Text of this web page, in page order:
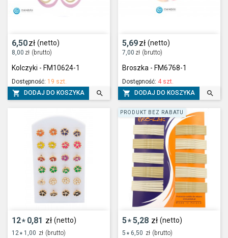
6,50zł (netto)
8,00 zł (brutto)
Kolczyki - FM10624-1
Dostępność: 19 szt.
 DODAJ DO KOSZYKA 
5,69zł (netto)
7,00 zł (brutto)
Broszka - FM6768-1
Dostępność: 4 szt.
 DODAJ DO KOSZYKA 
12* 0,81 zł (netto)
12* 1,00 zł (brutto)
5*5,28 zł (netto)
5 * 6,50 zł (brutto)
PRODUKT BEZ RABATU